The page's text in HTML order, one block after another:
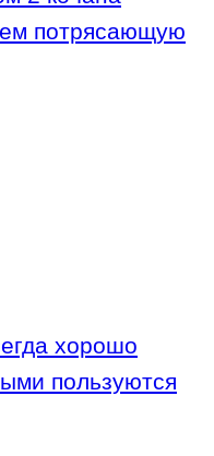
потрясающую
хорошо
пользуются